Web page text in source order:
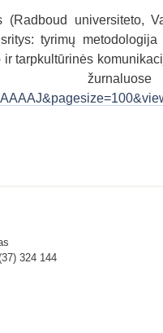
(Radboud universiteto,
tyrimų
ir tarpkultūrinės
324 144